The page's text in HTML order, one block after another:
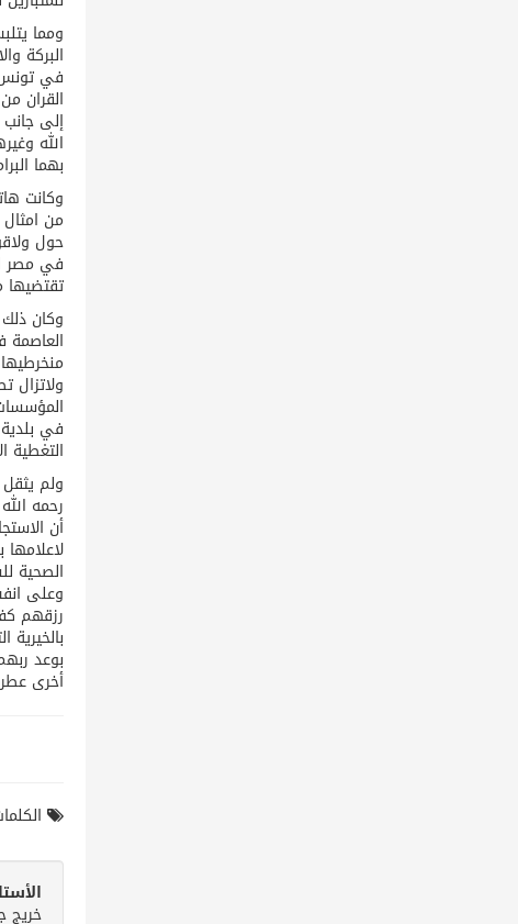
ومما
البركة
في تونس
القران
إلى
الله
بهما
وكانت
من
حول
في مصر
تقتضيها
وكان
العاصمة
ولاتزال
في
التغطية
ولم يثقل
رحمه
أن
الصحية
وعلى
رزقهم
بوعد
أخرى
خريج